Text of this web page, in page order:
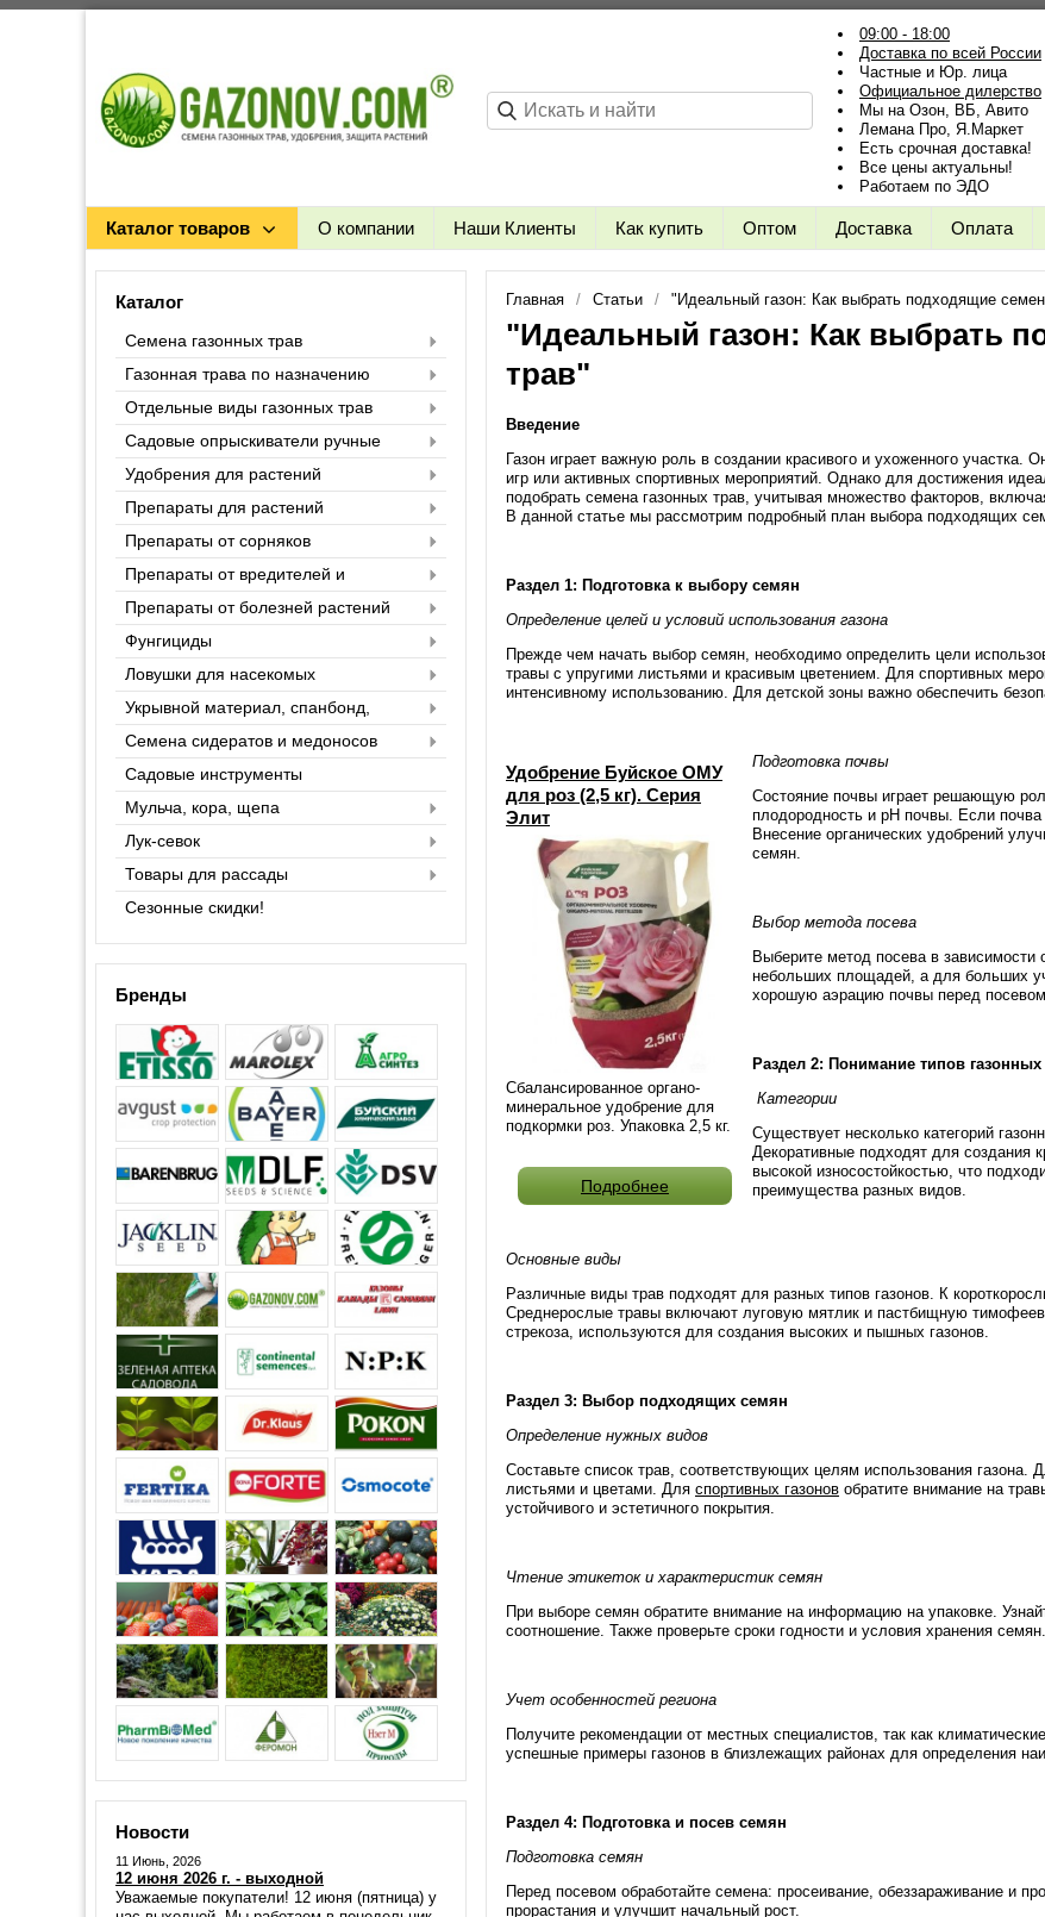
09:00 - 18:00
Доставка по всей России
Частные и Юр. лица
Официальное дилерство
Мы на Озон, ВБ, Авито
Лемана Про, Я.Маркет
Есть срочная доставка!
Все цены актуальны!
Работаем по ЭДО
Каталог товаров О компании Наши Клиенты Как купить Оптом Доставка Оплата
Каталог
Семена газонных трав
Газонная трава по назначению
Отдельные виды газонных трав
Садовые опрыскиватели ручные
Удобрения для растений
Препараты для растений
Препараты от сорняков
Препараты от вредителей и
насекомых
Препараты от болезней растений
Фунгициды
Ловушки для насекомых
Укрывной материал, спанбонд,
агроспан
Семена сидератов и медоносов
Садовые инструменты
Мульча, кора, щепа
Лук-севок
Товары для рассады
Сезонные скидки!
Бренды
Новости
11 Июнь, 2026
12 июня 2026 г. - выходной
Уважаемые покупатели! 12 июня (пятница) у
Главная Статьи "Идеальный газон: Как выбрать подходящие
"Идеальный газон: Как выбрать
трав"
Введение
Газон играет важную роль в создании красивого и ухоженного участка.
игр или активных спортивных мероприятий. Однако для достижения
подобрать семена газонных трав, учитывая множество факторов,
В данной статье мы рассмотрим подробный план выбора подходящих
Раздел 1: Подготовка к выбору семян
Определение целей и условий использования газона
Прежде чем начать выбор семян, необходимо определить цели
травы с упругими листьями и красивым цветением. Для спортивных
интенсивному использованию. Для детской зоны важно обеспечить
Удобрение Буйское ОМУ
для роз (2,5 кг). Серия
Элит
Сбалансированное органо-
минеральное удобрение для
подкормки роз. Упаковка 2,5 кг.
Подробнее
Подготовка почвы
Состояние почвы играет решающую
плодородность и pH почвы. Если почва
Внесение органических удобрений
семян.
Выбор метода посева
Выберите метод посева в
небольших площадей, а для больших
хорошую аэрацию почвы перед
Раздел 2: Понимание типов газонных
Категории
Существует несколько категорий
Декоративные подходят для
высокой износостойкостью, что
преимущества разных видов.
Основные виды
Различные виды трав подходят для разных типов газонов. К
Среднерослые травы включают луговую мятлик и пастбищную
стрекоза, используются для создания высоких и пышных газонов.
Раздел 3: Выбор подходящих семян
Определение нужных видов
Составьте список трав, соответствующих целям использования газона.
листьями и цветами. Для спортивных газонов обратите внимание на
устойчивого и эстетичного покрытия.
Чтение этикеток и характеристик семян
При выборе семян обратите внимание на информацию на упаковке.
соотношение. Также проверьте сроки годности и условия хранения семян.
Учет особенностей региона
Получите рекомендации от местных специалистов, так как
успешные примеры газонов в близлежащих районах для определения
Раздел 4: Подготовка и посев семян
Подготовка семян
Перед посевом обработайте семена: просеивание, обеззараживание и
прорастания и улучшит начальный рост.